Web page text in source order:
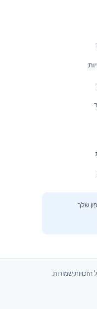
שלך
הזכויות שמורות.